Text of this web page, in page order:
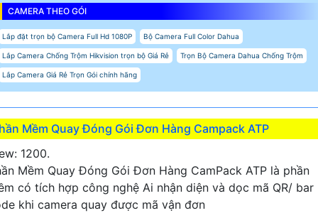
CAMERA THEO GÓI
Lắp đặt trọn bộ Camera Full Hd 1080P Bộ Camera Full Color Dahua
Lắp Camera Chống Trộm Hikvision trọn bộ Giá Rẻ Trọn Bộ Camera Dahua Chống Trộm
Lắp Camera Giá Rẻ Trọn Gói chính hãng
Mềm Quay Đóng Gói Đơn Hàng Campack ATP
1200.
Mềm Quay Đóng Gói Đơn Hàng CamPack ATP là phần
có tích hợp công nghệ Ai nhận diện và dọc mã QR/ bar
khi camera quay được mã vận đơn